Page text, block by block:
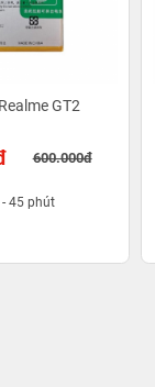
GT2
600.000đ
45 phút